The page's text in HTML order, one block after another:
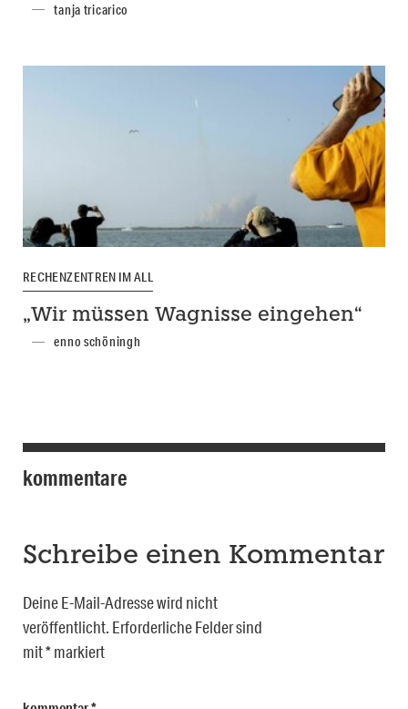
tanja tricarico
RECHENZENTREN IM ALL
„Wir müssen Wagnisse eingehen“
enno schöningh
kommentare
Schreibe einen Kommentar
Deine E-Mail-Adresse wird nicht
veröffentlicht. Erforderliche Felder sind
mit*markiert